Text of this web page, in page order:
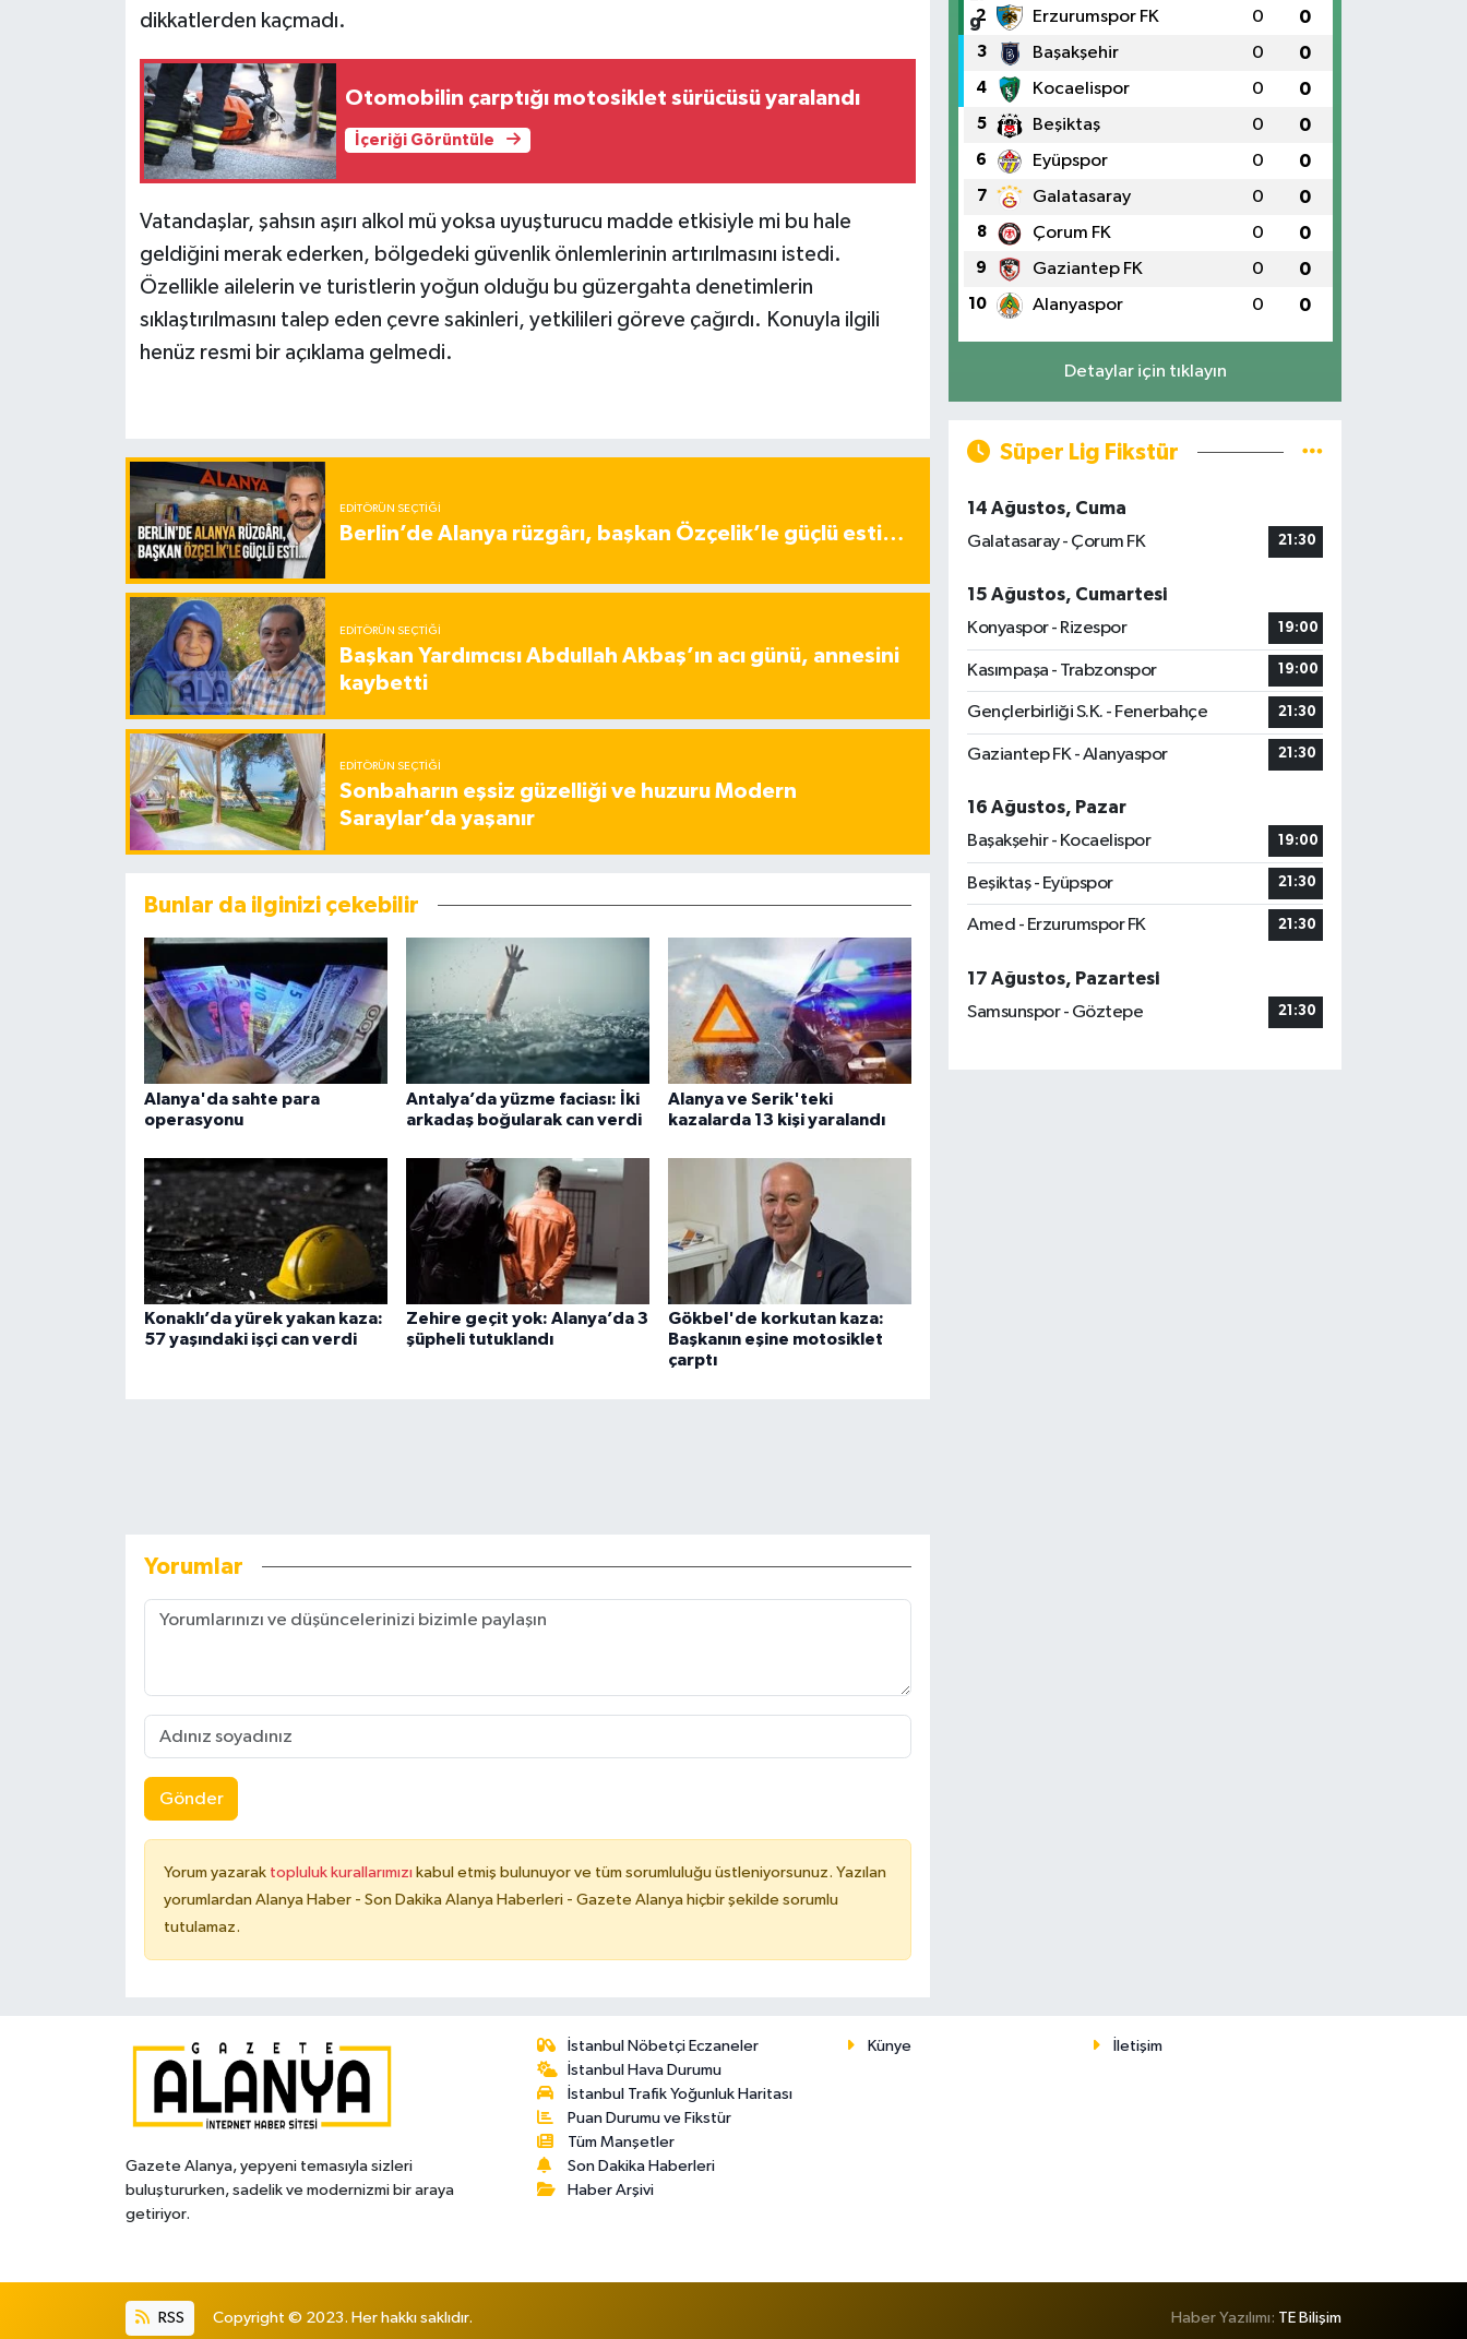
dikkatlerden kaçmadı.
Otomobilin çarptığı motosiklet sürücüsü yaralandı
İçeriği Görüntüle
Vatandaşlar, şahsın aşırı alkol mü yoksa uyuşturucu madde etkisiyle mi bu hale
geldiğini merak ederken, bölgedeki güvenlik önlemlerinin artırılmasını istedi.
Özellikle ailelerin ve turistlerin yoğun olduğu bu güzergahta denetimlerin
sıklaştırılmasını talep eden çevre sakinleri, yetkilileri göreve çağırdı. Konuyla ilgili
henüz resmi bir açıklama gelmedi.
EDITÖRÜN SEÇTIĞI
Berlin’de Alanya rüzgârı, başkan Özçelik’le güçlü esti…
EDITÖRÜN SEÇTIĞI
Başkan Yardımcısı Abdullah Akbaş’ın acı günü, annesini
kaybetti
EDITÖRÜN SEÇTIĞI
Sonbaharın eşsiz güzelliği ve huzuru Modern
Saraylar’da yaşanır
Bunlar da ilginizi çekebilir
Alanya'da sahte para
operasyonu
Antalya’da yüzme faciası: İki
arkadaş boğularak can verdi
Alanya ve Serik'teki
kazalarda 13 kişi yaralandı
Konaklı’da yürek yakan kaza:
57 yaşındaki işçi can verdi
Zehire geçit yok: Alanya’da 3
şüpheli tutuklandı
Gökbel'de korkutan kaza:
Başkanın eşine motosiklet
çarptı
Yorumlar
Gönder
Yorum yazarak topluluk kurallarımızı kabul etmiş bulunuyor ve tüm sorumluluğu üstleniyorsunuz. Yazılan
yorumlardan Alanya Haber - Son Dakika Alanya Haberleri - Gazete Alanya hiçbir şekilde sorumlu
tutulamaz.
2 Erzurumspor FK 0 0
3 Başakşehir 0 0
4 Kocaelispor 0 0
5 Beşiktaş 0 0
6 Eyüpspor 0 0
7 Galatasaray 0 0
8 Çorum FK 0 0
9 Gaziantep FK 0 0
10 Alanyaspor 0 0
Detaylar için tıklayın
Süper Lig Fikstür
14 Ağustos, Cuma
Galatasaray - Çorum FK
21:30
15 Ağustos, Cumartesi
Konyaspor - Rizespor
19:00
Kasımpaşa - Trabzonspor 19:00
Gençlerbirliği S.K. - Fenerbahçe 21:30
Gaziantep FK - Alanyaspor 21:30
16 Ağustos, Pazar
Başakşehir - Kocaelispor
19:00
Beşiktaş - Eyüpspor 21:30
Amed - Erzurumspor FK 21:30
17 Ağustos, Pazartesi
Samsunspor - Göztepe
21:30
Gazete Alanya, yepyeni temasıyla sizleri
buluştururken, sadelik ve modernizmi bir araya
getiriyor.
İstanbul Nöbetçi Eczaneler
İstanbul Hava Durumu
İstanbul Trafik Yoğunluk Haritası
Puan Durumu ve Fikstür
Tüm Manşetler
Son Dakika Haberleri
Haber Arşivi
Künye İletişim
RSS Copyright © 2023. Her hakkı saklıdır. Haber Yazılımı: TE Bilişim